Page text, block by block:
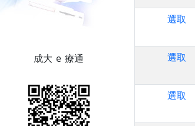
成大 e 療通
選取
選取
選取